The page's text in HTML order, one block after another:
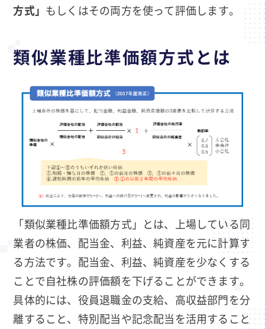
方式」 もしくはその両方を使って評価します。
類似業種比準価額方式とは
「類似業種比準価額方式」とは、上場している同
業者の株価、配当金、利益、純資産を元に計算す
る方法です。配当金、利益、純資産を少なくする
ことで自社株の評価額を下げることができます。
具体的には、役員退職金の支給、高収益部門を分
離すること、特別配当や記念配当を活用すること